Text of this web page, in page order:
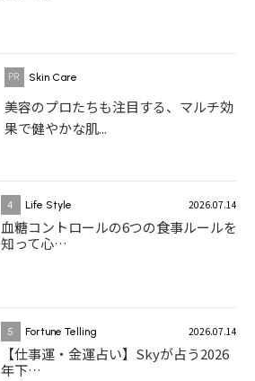
Skin Care
美容のプロたちも注目する、マルチ効
果で健やかな肌...
4 Life Style 2026.07.14
血糖コントロールの6つの食事ルールを
知って心…
5 Fortune Telling 2026.07.14
【仕事運・金運占い】Skyが占う2026
年下…